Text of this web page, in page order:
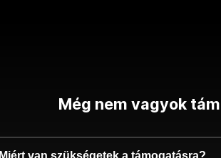
Még nem vagyok
Miért van szükségetek a támogatásra?